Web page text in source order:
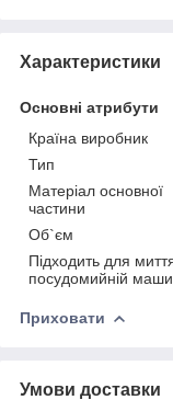
Характеристики
Основні атрибути
Країна виробник
Тип
Матеріал основної
частини
Об`єм
Підходить для
посудомийній
Приховати
Умови доставки